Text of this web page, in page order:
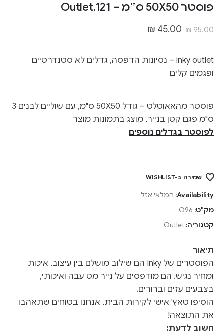
פוסטר 50X50 ס״מ – Outlet.121
₪95.00
₪ 45.00
inky outlet – נסיונות הדפסה, גדלים לא סטנדרטיים
ופגמים קלים
פוסטר מהאאוטלט – גודל 50X50 ס"מ, עם שוליים לבנים 3
ס"מ פגם קטן בנייר, מוצג בתמונות מוצר
לפוסטר בגדלים נוספים
שמירה ב-WISHLIST
Availability: המלאי אזל
מק"ט: O96
קטגוריה: Outlet
תיאור
הפוסטרים של Inky הם שילוב מושלם בין עיצוב, איכות
ומחיר נגיש. הם מודפסים על נייר מט עבה ואיכותי,
בצבעים עזים וברורים.
הוסיפו טאץ' אישי לקירות הבית, אנחנו בטוחים שתאהבו
את התוצאה!
חשוב לדעת: